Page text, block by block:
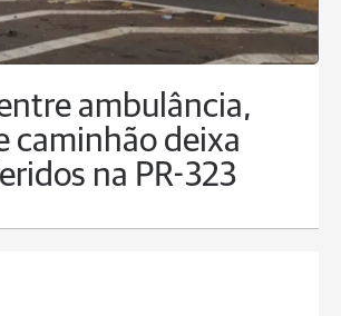
ambulância,
caminhão deixa
na PR-323